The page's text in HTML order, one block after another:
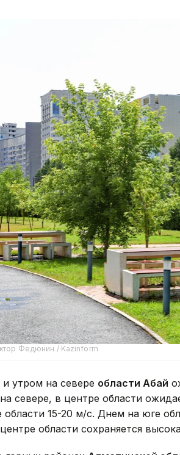
Федюнин / Kazinform
утром на севере области Абай
севере, в центре области
области 15-20 м/с. Днем на юге
области сохраняется